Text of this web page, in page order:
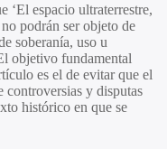
‘El espacio ultraterrestre,
podrán ser objeto de
soberanía, uso u
objetivo fundamental
es el de evitar que el
controversias y disputas
histórico en que se